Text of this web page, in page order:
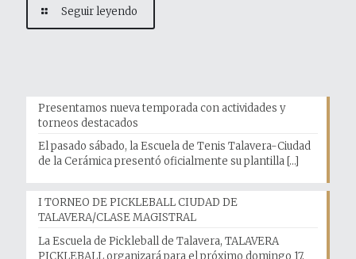
Seguir leyendo
Presentamos nueva temporada con actividades y
torneos destacados
El pasado sábado, la Escuela de Tenis Talavera-Ciudad
de la Cerámica presentó oficialmente su plantilla […]
I TORNEO DE PICKLEBALL CIUDAD DE
TALAVERA/CLASE MAGISTRAL
La Escuela de Pickleball de Talavera, TALAVERA
PICKLEBALL organizará para el próximo domingo 17,